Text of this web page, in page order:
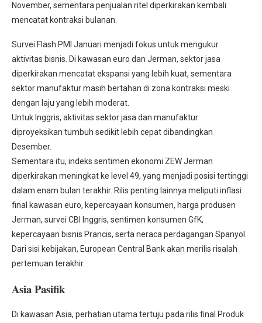
November, sementara penjualan ritel diperkirakan kembali
mencatat kontraksi bulanan.
Survei Flash PMI Januari menjadi fokus untuk mengukur
aktivitas bisnis. Di kawasan euro dan Jerman, sektor jasa
diperkirakan mencatat ekspansi yang lebih kuat, sementara
sektor manufaktur masih bertahan di zona kontraksi meski
dengan laju yang lebih moderat.
Untuk Inggris, aktivitas sektor jasa dan manufaktur
diproyeksikan tumbuh sedikit lebih cepat dibandingkan
Desember.
Sementara itu, indeks sentimen ekonomi ZEW Jerman
diperkirakan meningkat ke level 49, yang menjadi posisi tertinggi
dalam enam bulan terakhir. Rilis penting lainnya meliputi inflasi
final kawasan euro, kepercayaan konsumen, harga produsen
Jerman, survei CBI Inggris, sentimen konsumen GfK,
kepercayaan bisnis Prancis, serta neraca perdagangan Spanyol.
Dari sisi kebijakan, European Central Bank akan merilis risalah
pertemuan terakhir.
Asia Pasifik
Di kawasan Asia, perhatian utama tertuju pada rilis final Produk